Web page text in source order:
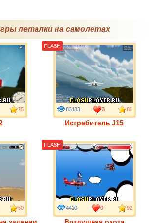
леталки на самолетах
75
Истребитель J15
83183 3 81
FLASH
50 4420 0 92
FLASH